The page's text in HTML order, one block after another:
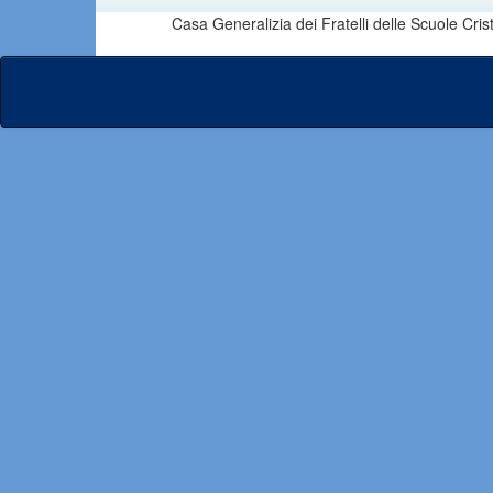
Casa Generalizia dei Fratelli delle Scuole